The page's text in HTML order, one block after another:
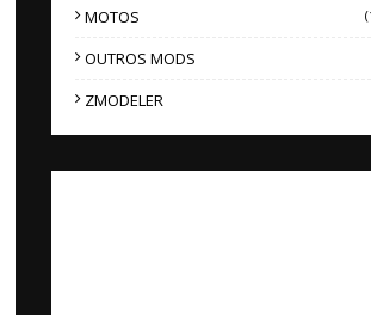
MOTOS
OUTROS MODS
ZMODELER